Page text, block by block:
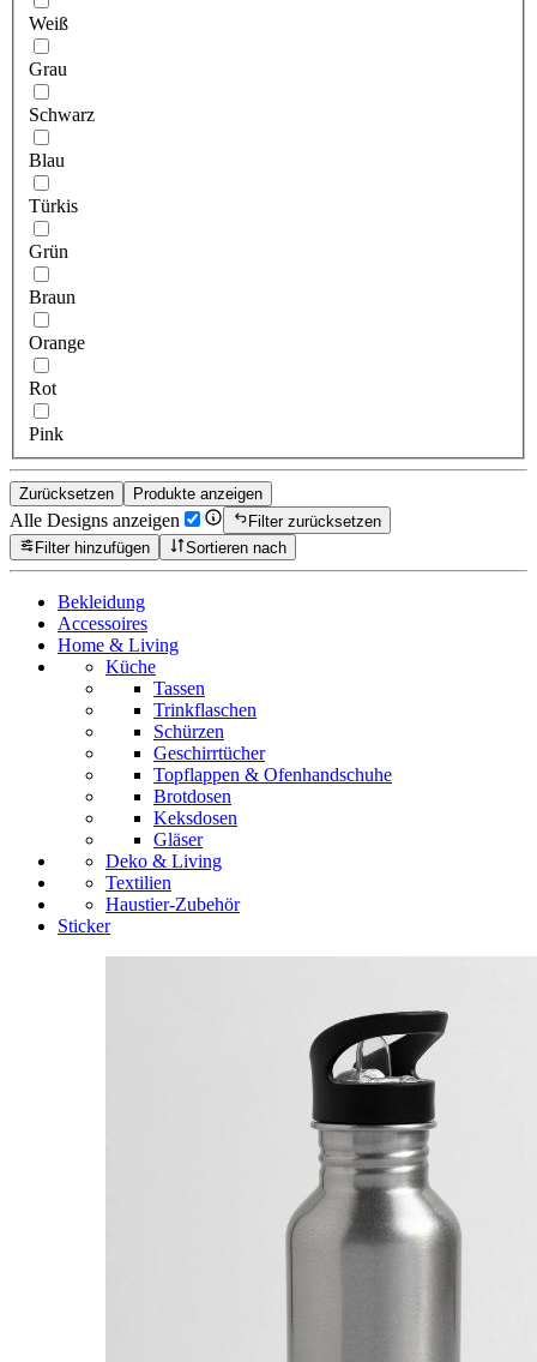
Weiß
Grau
Schwarz
Blau
Türkis
Grün
Braun
Orange
Rot
Pink
Zurücksetzen Produkte anzeigen
Alle Designs anzeigen
Filter zurücksetzen
Filter hinzufügen
Sortieren nach
Bekleidung
Accessoires
Home & Living
Küche
Tassen
Trinkflaschen
Schürzen
Geschirrtücher
Topflappen & Ofenhandschuhe
Brotdosen
Keksdosen
Gläser
Deko & Living
Textilien
Haustier-Zubehör
Sticker